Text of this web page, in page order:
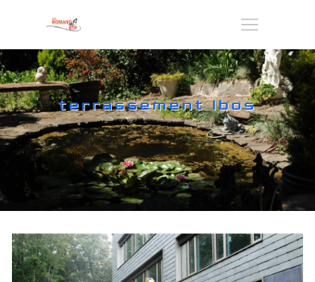
terrassement Ibos